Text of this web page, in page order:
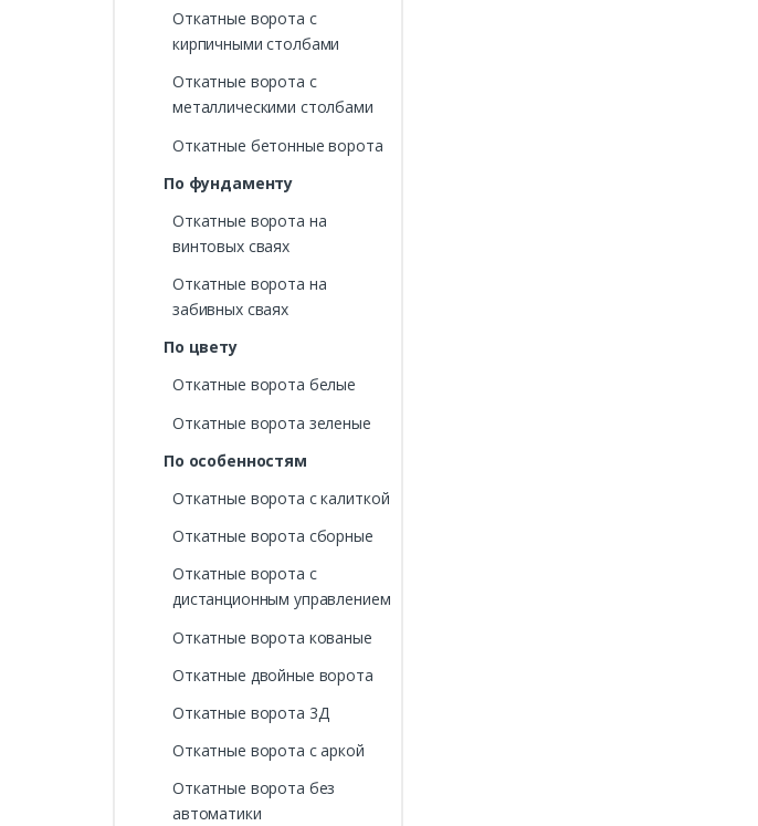
Откатные ворота с
кирпичными столбами
Откатные ворота с
металлическими столбами
Откатные бетонные ворота
По фундаменту
Откатные ворота на
винтовых сваях
Откатные ворота на
забивных сваях
По цвету
Откатные ворота белые
Откатные ворота зеленые
По особенностям
Откатные ворота с калиткой
Откатные ворота сборные
Откатные ворота с
дистанционным управлением
Откатные ворота кованые
Откатные двойные ворота
Откатные ворота 3Д
Откатные ворота с аркой
Откатные ворота без
автоматики